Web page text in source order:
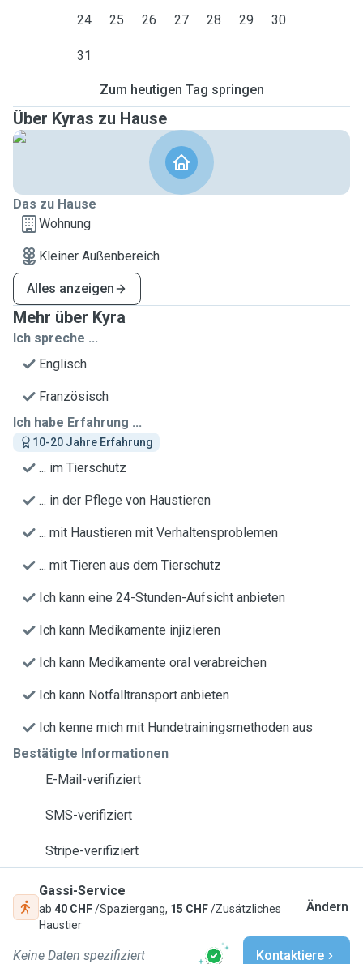
24 25 26 27 28 29 30
31
Zum heutigen Tag springen
Über Kyras zu Hause
Das zu Hause
Wohnung
Kleiner Außenbereich
Alles anzeigen
Mehr über Kyra
Ich spreche ...
Englisch
Französisch
Ich habe Erfahrung ...
10-20 Jahre Erfahrung
... im Tierschutz
... in der Pflege von Haustieren
... mit Haustieren mit Verhaltensproblemen
... mit Tieren aus dem Tierschutz
Ich kann eine 24-Stunden-Aufsicht anbieten
Ich kann Medikamente injizieren
Ich kann Medikamente oral verabreichen
Ich kann Notfalltransport anbieten
Ich kenne mich mit Hundetrainingsmethoden aus
Bestätigte Informationen
E-Mail-verifiziert
SMS-verifiziert
Stripe-verifiziert
Gassi-Service
ab 40 CHF/Spaziergang, 15 CHF/Zusätzliches
Haustier
Ändern
Keine Daten spezifiziert Kontaktiere